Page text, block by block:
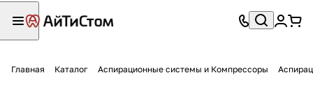
Главная Каталог Аспирационные системы и Компрессоры